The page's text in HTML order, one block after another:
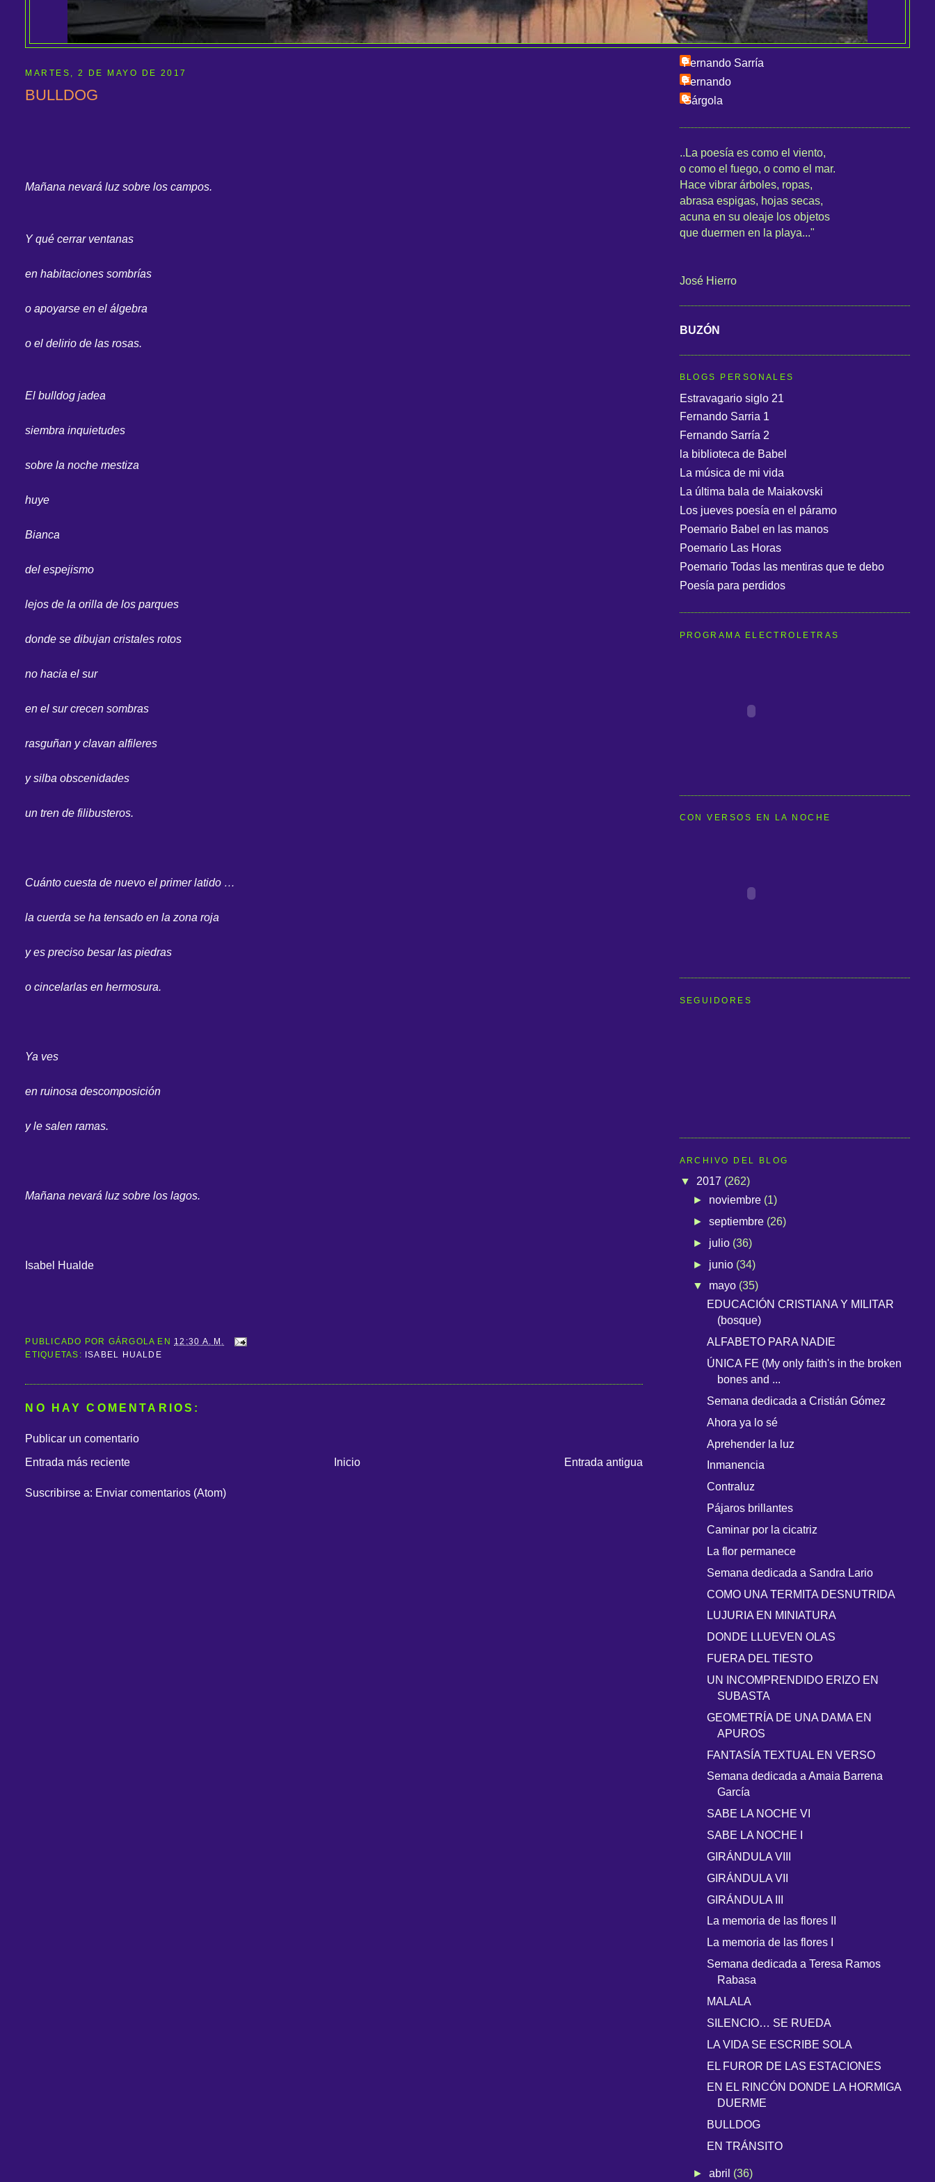
MARTES, 2 DE MAYO DE 2017
BULLDOG
Mañana nevará luz sobre los campos.
Y qué cerrar ventanas
en habitaciones sombrías
o apoyarse en el álgebra
o el delirio de las rosas.
El bulldog jadea
siembra inquietudes
sobre la noche mestiza
huye
Bianca
del espejismo
lejos de la orilla de los parques
donde se dibujan cristales rotos
no hacia el sur
en el sur crecen sombras
rasguñan y clavan alfileres
y silba obscenidades
un tren de filibusteros.
Cuánto cuesta de nuevo el primer latido …
la cuerda se ha tensado en la zona roja
y es preciso besar las piedras
o cincelarlas en hermosura.
Ya ves
en ruinosa descomposición
y le salen ramas.
Mañana nevará luz sobre los lagos.
Isabel Hualde
PUBLICADO POR GÁRGOLA EN 12:30 A. M.
ETIQUETAS:
ISABEL HUALDE
NO HAY COMENTARIOS:
Publicar un comentario
Entrada más reciente
Entrada antigua
Inicio
Suscribirse a: Enviar comentarios (Atom)
Fernando Sarría
Fernando
Gárgola
..La poesía es como el viento,
o como el fuego, o como el mar.
Hace vibrar árboles, ropas,
abrasa espigas, hojas secas,
acuna en su oleaje los objetos
que duermen en la playa..."
José Hierro
BUZÓN
BLOGS PERSONALES
Estravagario siglo 21
Fernando Sarria 1
Fernando Sarría 2
la biblioteca de Babel
La música de mi vida
La última bala de Maiakovski
Los jueves poesía en el páramo
Poemario Babel en las manos
Poemario Las Horas
Poemario Todas las mentiras que te debo
Poesía para perdidos
PROGRAMA ELECTROLETRAS
CON VERSOS EN LA NOCHE
SEGUIDORES
ARCHIVO DEL BLOG
▼ 2017 (262)
► noviembre (1)
►septiembre (26)
► julio (36)
► junio (34)
▼ mayo (35)
EDUCACIÓN CRISTIANA Y MILITAR
(bosque)
ALFABETO PARA NADIE
ÚNICA FE (My only faith's in the broken
bones and ...
Semana dedicada a Cristián Gómez
Ahora ya lo sé
Aprehender la luz
Inmanencia
Contraluz
Pájaros brillantes
Caminar por la cicatriz
La flor permanece
Semana dedicada a Sandra Lario
COMO UNA TERMITA DESNUTRIDA
LUJURIA EN MINIATURA
DONDE LLUEVEN OLAS
FUERA DEL TIESTO
UN INCOMPRENDIDO ERIZO EN
SUBASTA
GEOMETRÍA DE UNA DAMA EN
APUROS
FANTASÍA TEXTUAL EN VERSO
Semana dedicada a Amaia Barrena
García
SABE LA NOCHE VI
SABE LA NOCHE I
GIRÁNDULA VIII
GIRÁNDULA VII
GIRÁNDULA III
La memoria de las flores II
La memoria de las flores I
Semana dedicada a Teresa Ramos
Rabasa
MALALA
SILENCIO… SE RUEDA
LA VIDA SE ESCRIBE SOLA
EL FUROR DE LAS ESTACIONES
EN EL RINCÓN DONDE LA HORMIGA
DUERME
BULLDOG
EN TRÁNSITO
►abril (36)